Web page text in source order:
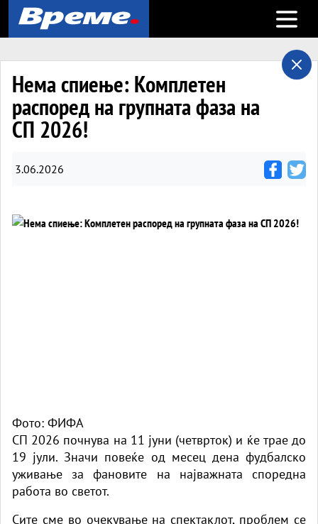
Open
Нема спиење: Комплетен
распоред на групната фаза на
СП 2026!
3.06.2026
Фото: ФИФА
СП 2026 почнува на 11 јуни (четврток) и ќе трае до
19 јули. Значи повеќе од месец дена фудбалско
уживање за фановите на најважната споредна
работа во светот.
Сите сме во очекување на спектаклот, проблем се